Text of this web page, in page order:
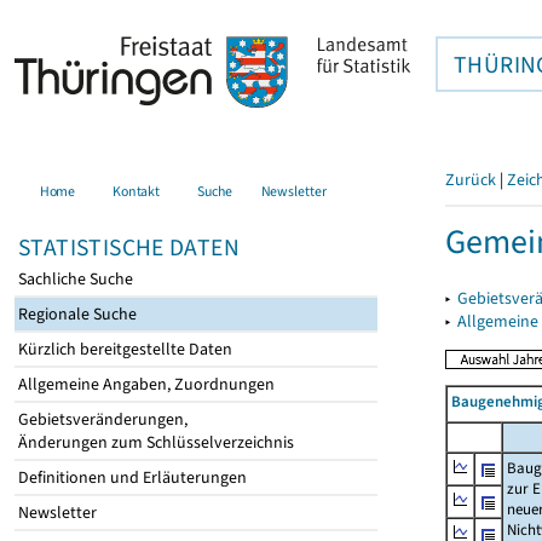
Home Kontakt Suche Newsletter
STATISTISCHE DATEN
Sachliche Suche
Regionale Suche
Kürzlich bereitgestellte Daten
Allgemeine Angaben, Zuordnungen
Gebietsveränderungen,
Änderungen zum Schlüsselverzeichnis
Definitionen und Erläuterungen
Newsletter
Zurück |
▸
▸
zur